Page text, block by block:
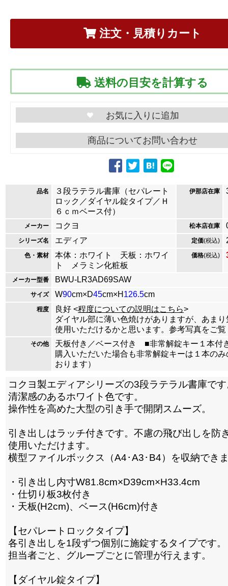
注文・見積りカート
送料の目安を計算する
商品についてお問い合わせ
品名
３段ラテラル書庫（セパレート
ロック／ダイヤル錠タイプ／Ｈ
６ｃｍベース付）
伊那店在庫
メーカー コクヨ 松本店在庫
シリーズ名 エディア 定価(税込)
色・素材
本体：ホワイト 天板：ホワイ
ト メラミン化粧板
価格(税込)
メーカー型番 BWU-LR3AD69SAW
サイズ W90cm×D45cm×H 126.5cm
程度 良好 <程度についての説明はこちら>
ダイヤル部に薄い色焼けがありますが、あま
使用いただけるかと思います。参考写真をご
その他
天板付き／ベース付き ■非常解錠キー１本付
購入いただいた場合も非常解錠キーは１本の
おります）
コクヨ製エディアシリーズの3段ラテラル書庫で
清潔感のあるホワイト色です。
操作性を高めた大型の引き手で開閉スムーズ。
引き出しはラッチ付きです。不慮の飛び出しを防
使用いただけます。
横型ファイルボックス（A4･A3･B4）を収納でき
・引き出し内寸W81.8cm×D39cm×H33.4cm
・仕切り板3枚付き
・天板(H2cm)、ベース(H6cm)付き
【セパレートロックタイプ】
各引き出しを1段ずつ個別に施錠するタイプです。
担当者ごと、グループごとに管理が行えます。
【ダイヤル錠タイプ】